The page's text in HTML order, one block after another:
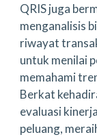
QRIS juga
menganalisis
riwayat
untuk menilai
memahami
Berkat
evaluasi
peluang,